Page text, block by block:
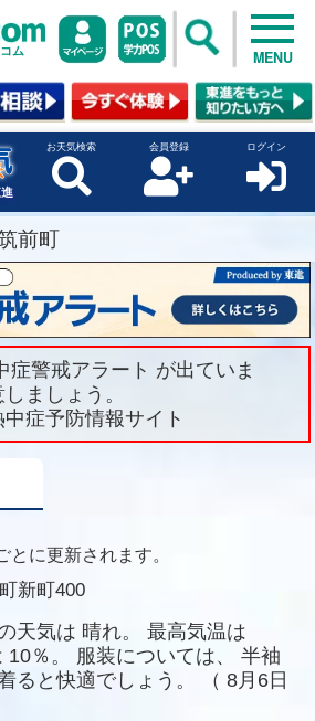
ム MENU
お天気検索 会員登録 ログイン
前町
症警戒アラート が出ていま
ましょう。
症予防情報サイト
とに更新されます。
新町400
天気は 晴れ。
最高気温は
10％。 服装については、
半袖
ると快適でしょう。
（ 8月6日